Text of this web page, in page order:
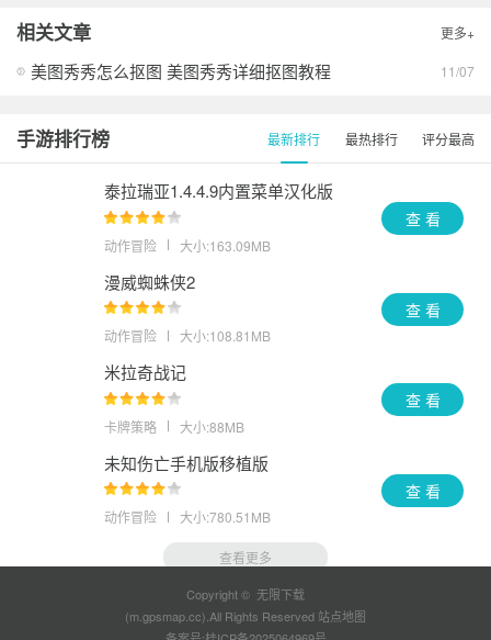
美颜相机一键美颜
美图秀秀
相关文章 更多+
美图秀秀怎么抠图 美图秀秀详细抠图教程 11/07
手游排行榜 最新排行 最热排行 评分最高
泰拉瑞亚1.4.4.9内置菜单汉化版
动作冒险 大小:163.09MB
查 看
漫威蜘蛛侠2
动作冒险 大小:108.81MB
查 看
米拉奇战记
卡牌策略 大小:88MB
查 看
未知伤亡手机版移植版
动作冒险 大小:780.51MB
查 看
查看更多
Copyright © 无限下载
(m.gpsmap.cc).All Rights Reserved 站点地图